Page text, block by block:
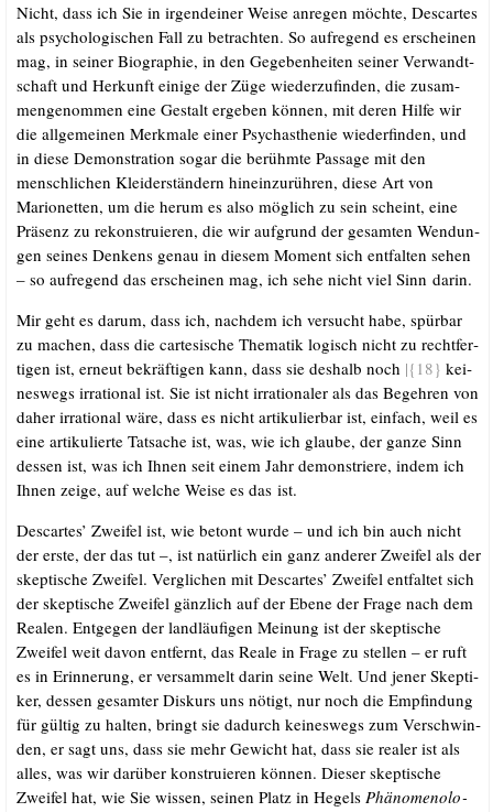
Nicht, dass ich Sie in irgend­ei­ner Wei­se anre­gen möch­te, Des­car­tes
als psy­cho­lo­gi­schen Fall zu betrach­ten. So auf­re­gend es erschei­nen
mag, in sei­ner Bio­gra­phie, in den Gege­ben­hei­ten sei­ner Ver­wandt­
schaft und Her­kunft eini­ge der Züge wie­der­zu­fin­den, die zusam­
men­ge­nom­men eine Gestalt erge­ben kön­nen, mit deren Hil­fe wir
die all­ge­mei­nen Merk­ma­le einer Psy­chasthe­nie wie­der­fin­den, und
in die­se Demons­tra­ti­on sogar die berühm­te Pas­sa­ge mit den
mensch­li­chen Klei­der­stän­dern hin­ein­zu­rüh­ren, die­se Art von
Mario­net­ten, um die her­um es also mög­lich zu sein scheint, eine
Prä­senz zu rekon­stru­ie­ren, die wir auf­grund der gesam­ten Wen­dun­
gen sei­nes Den­kens genau in die­sem Moment sich ent­fal­ten sehen
– so auf­re­gend das erschei­nen mag, ich sehe nicht viel Sinn darin.
Mir geht es dar­um, dass ich, nach­dem ich ver­sucht habe, spür­bar
zu machen, dass die car­te­si­sche The­ma­tik logisch nicht zu recht­fer­
ti­gen ist, erneut bekräf­ti­gen kann, dass sie des­halb noch |{18} kei­
nes­wegs irra­tio­nal ist. Sie ist nicht irra­tio­na­ler als das Begeh­ren von
daher irra­tio­nal wäre, dass es nicht arti­ku­lier­bar ist, ein­fach, weil es
eine arti­ku­lier­te Tat­sa­che ist, was, wie ich glau­be, der gan­ze Sinn
des­sen ist, was ich Ihnen seit einem Jahr demons­trie­re, indem ich
Ihnen zei­ge, auf wel­che Wei­se es das ist.
Des­car­tes’ Zwei­fel ist, wie betont wur­de – und ich bin auch nicht
der ers­te, der das tut –, ist natür­lich ein ganz ande­rer Zwei­fel als der
skep­ti­sche Zwei­fel. Ver­gli­chen mit Des­car­tes’ Zwei­fel ent­fal­tet sich
der skep­ti­sche Zwei­fel gänz­lich auf der Ebe­ne der Fra­ge nach dem
Rea­len. Ent­ge­gen der land­läu­fi­gen Mei­nung ist der skep­ti­sche
Zwei­fel weit davon ent­fernt, das Rea­le in Fra­ge zu stel­len – er ruft
es in Erin­ne­rung, er ver­sam­melt dar­in sei­ne Welt. Und jener Skep­ti­
ker, des­sen gesam­ter Dis­kurs uns nötigt, nur noch die Emp­fin­dung
für gül­tig zu hal­ten, bringt sie dadurch kei­nes­wegs zum Ver­schwin­
den, er sagt uns, dass sie mehr Gewicht hat, dass sie rea­ler ist als
alles, was wir dar­über kon­stru­ie­ren kön­nen. Die­ser skep­ti­sche
Zwei­fel hat, wie Sie wis­sen, sei­nen Platz in Hegels Phä­no­me­no­lo­